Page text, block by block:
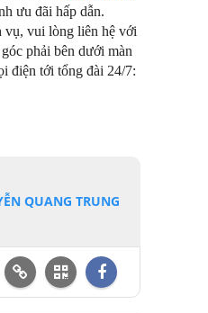
ưu đãi hấp dẫn.
vụ, vui lòng liên hệ với
phải bên dưới màn
điện tới tổng đài 24/7:
QUANG TRUNG